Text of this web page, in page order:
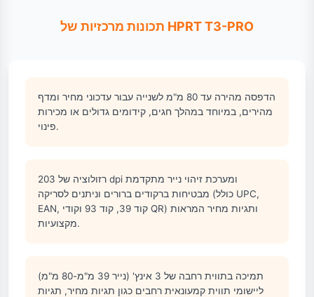
תכונות מרכזיות של HPRT T3-PRO
הדפסה מהירה עד 80 מ"מ לשנייה עבור עדכוני מחיר ומדף
מהירים, במיוחד במהלך חגים, קידומים גדולים או מכירות
פינוי.
רזולוציה של 203 dpi ומערכת זיהוי נייר מתקדמת
מבטיחות ברקודים ברורים וניתנים לסריקה (כולל UPC,
EAN, קוד 39, קוד 93 וקודי QR) ותגיות מחיר המראות
מקצועיות.
תמיכה בתווית רחבה של 3 אינץ' (נייר 39 מ"מ-80 מ"מ)
ליישומי תווית קמעונאית רחבים כגון תגיות מחיר, תגיות